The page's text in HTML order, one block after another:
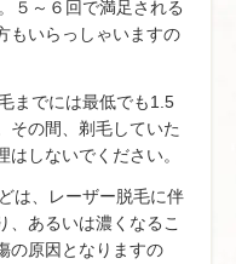
５～６回で満足される
もいらっしゃいますの
までには最低でも1.5
その間、剃毛していた
しないでください。
は、レーザー脱毛に伴
、あるいは濃くなるこ
の原因となりますの